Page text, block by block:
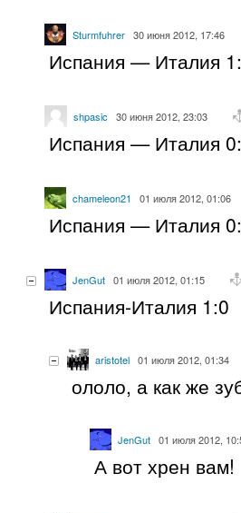
Sturmfuhrer 30 июня 2012, 17:46
Испания — Италия
shpasic 30 июня 2012, 23:03
Испания — Италия
chameleon21 01 июля 2012, 01:06
Испания — Италия
JenGut 01 июля 2012, 01:15
Испания-Италия 1:0
aristotel 01 июля 2012, 01:34
ололо, а как же
JenGut 01 июля 2012,
А вот хрен вам!